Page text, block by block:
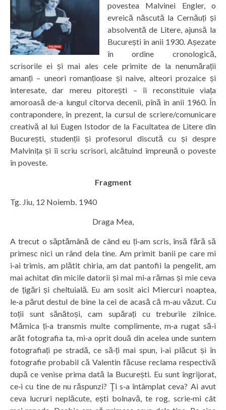
povestea Malvinei Engler, o
evreică născută la Cernăuți și
absolventă de Litere, ajunsă la
București în anii 1930. Așezate
în ordine cronologică,
scrisorile ei și mai ales cele primite de la nenumărații
amanți – uneori romanțioase și naive, alteori prozaice și
interesate, dar mereu pitorești – îi reconstituie viața
amoroasă de-a lungul cîtorva decenii, pînă în anii 1960. În
contrapondere, în prezent, la cursul de scriere/comunicare
creativă al lui Eugen Istodor de la Facultatea de Litere din
București, studenții și profesorul discută cu și despre
Malvinița și îi scriu scrisori, alcătuind împreună o poveste
în poveste.
Fragment
Tg. Jiu, 12 Noiemb. 1940
Draga Mea,
A trecut o săptămână de când eu ți‑am scris, însă fără să
primesc nici un rând dela tine. Am primit banii pe care mi
i‑ai trimis, am plătit chiria, am dat pantofii la pengelit, am
mai achitat din micile datorii și mai mi‑a rămas și mie ceva
de țigări și cheltuială. Eu am sosit aici Miercuri noaptea,
le‑a părut destul de bine la cei de acasă că m‑au văzut. Cu
toții sunt sănătoși, cam supărați cu treburile zilnice.
Mămica ți‑a transmis multe complimente, m‑a rugat să‑i
arăt fotografia ta, mi‑a oprit două din acelea unde suntem
fotografiați pe stradă, ce să‑ți mai spun, i‑ai plăcut și în
fotografie probabil că Valentin făcuse reclama respectivă
după ce venise prima dată la București. Eu sunt îngrijorat,
ce‑i cu tine de nu răspunzi? Ţi s‑a întâmplat ceva? Ai avut
ceva lucruri neplăcute, ești bolnavă, te rog, scrie‑mi cât